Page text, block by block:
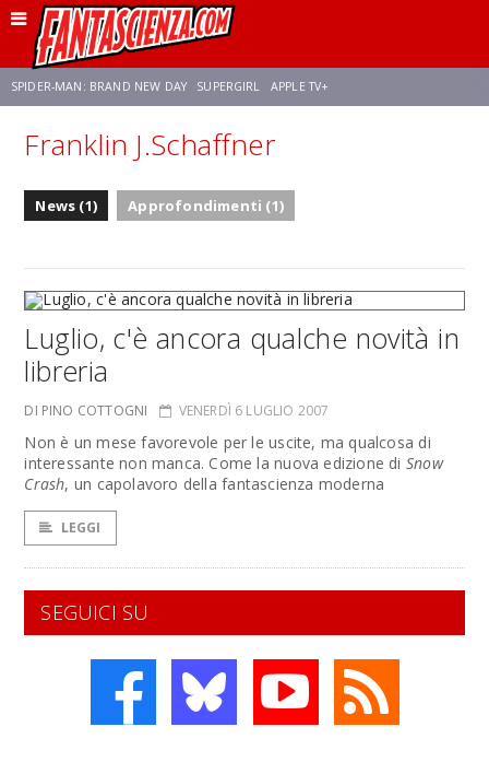
SPIDER-MAN: BRAND NEW DAY SUPERGIRL APPLE TV+
FRANCO RICCIARDIELLO ZENDAYA STAR TREK
Franklin J.Schaffner
News (1) Approfondimenti (1)
Luglio, c'è ancora qualche novità in
libreria
DI PINO COTTOGNI VENERDÌ 6 LUGLIO 2007
Non è un mese favorevole per le uscite, ma qualcosa di
interessante non manca. Come la nuova edizione di Snow
Crash, un capolavoro della fantascienza moderna
LEGGI
SEGUICI SU